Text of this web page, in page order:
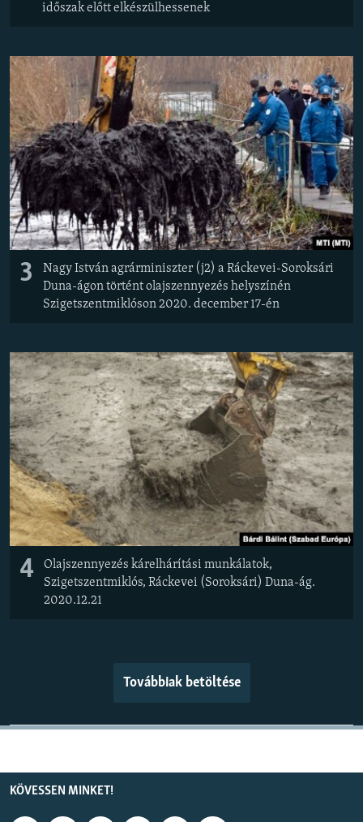
időszak előtt elkészülhessenek
3
Nagy István agrárminiszter (j2) a Ráckevei-Soroksári
Duna-ágon történt olajszennyezés helyszínén
Szigetszentmiklóson 2020. december 17-én
4
Olajszennyezés kárelhárítási munkálatok,
Szigetszentmiklós, Ráckevei (Soroksári) Duna-ág.
2020.12.21
Továbbiak betöltése
KÖVESSEN MINKET!